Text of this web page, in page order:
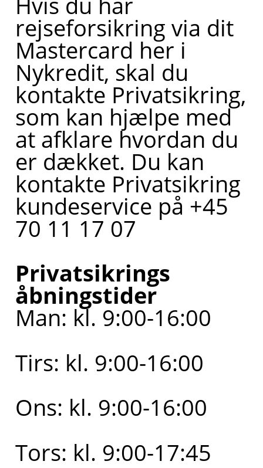
rejseforsikring via dit
Mastercard her i
Nykredit, skal du
kontakte Privatsikring,
som kan hjælpe med
at afklare hvordan du
er dækket. Du kan
kontakte Privatsikring
kundeservice på +45
70 11 17 07
Privatsikrings
åbningstider
Man: kl. 9:00-16:00
Tirs: kl. 9:00-16:00
Ons: kl. 9:00-16:00
Tors: kl. 9:00-17:45